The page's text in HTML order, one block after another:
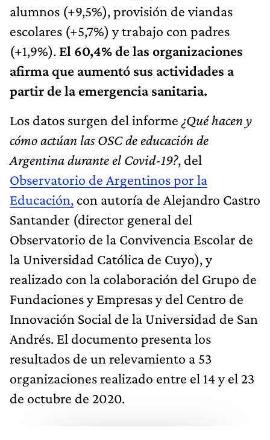
alumnos (+9,5%), provisión de viandas
escolares (+5,7%) y trabajo con padres
(+1,9%). El 60,4% de las organizaciones
afirma que aumentó sus actividades a
partir de la emergencia sanitaria.
Los datos surgen del informe ¿Qué hacen y
cómo actúan las OSC de educación de
Argentina durante el Covid-19?, del
Observatorio de Argentinos por la
Educación, con autoría de Alejandro Castro
Santander (director general del
Observatorio de la Convivencia Escolar de
la Universidad Católica de Cuyo), y
realizado con la colaboración del Grupo de
Fundaciones y Empresas y del Centro de
Innovación Social de la Universidad de San
Andrés. El documento presenta los
resultados de un relevamiento a 53
organizaciones realizado entre el 14 y el 23
de octubre de 2020.